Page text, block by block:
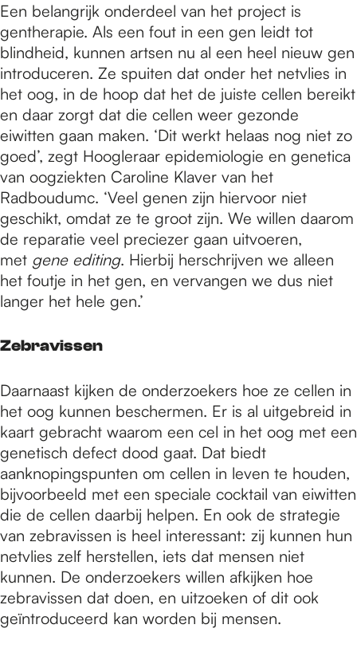
Een belangrijk onderdeel van het project is
gentherapie. Als een fout in een gen leidt tot
blindheid, kunnen artsen nu al een heel nieuw gen
introduceren. Ze spuiten dat onder het netvlies in
het oog, in de hoop dat het de juiste cellen bereikt
en daar zorgt dat die cellen weer gezonde
eiwitten gaan maken. ‘Dit werkt helaas nog niet zo
goed’, zegt Hoogleraar epidemiologie en genetica
van oogziekten Caroline Klaver van het
Radboudumc. ‘Veel genen zijn hiervoor niet
geschikt, omdat ze te groot zijn. We willen daarom
de reparatie veel preciezer gaan uitvoeren,
met gene editing. Hierbij herschrijven we alleen
het foutje in het gen, en vervangen we dus niet
langer het hele gen.’
Zebravissen
Daarnaast kijken de onderzoekers hoe ze cellen in
het oog kunnen beschermen. Er is al uitgebreid in
kaart gebracht waarom een cel in het oog met een
genetisch defect dood gaat. Dat biedt
aanknopingspunten om cellen in leven te houden,
bijvoorbeeld met een speciale cocktail van eiwitten
die de cellen daarbij helpen. En ook de strategie
van zebravissen is heel interessant: zij kunnen hun
netvlies zelf herstellen, iets dat mensen niet
kunnen. De onderzoekers willen afkijken hoe
zebravissen dat doen, en uitzoeken of dit ook
geïntroduceerd kan worden bij mensen.